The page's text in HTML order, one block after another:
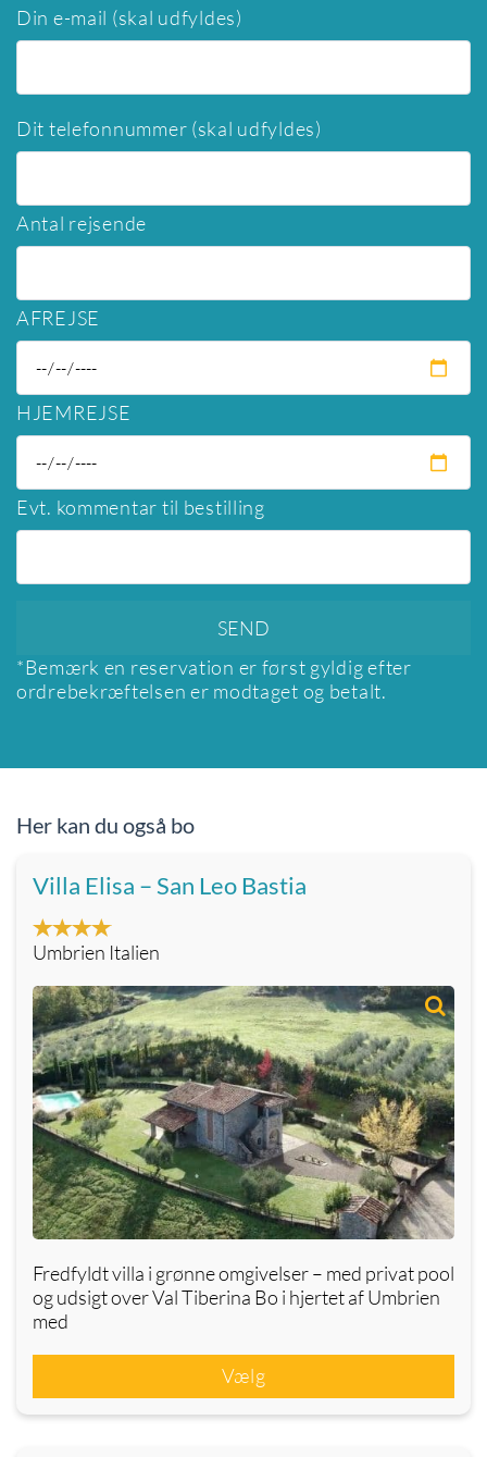
Din e-mail (skal udfyldes)
Dit telefonnummer (skal udfyldes)
Antal rejsende
AFREJSE
HJEMREJSE
Evt. kommentar til bestilling
*Bemærk en reservation er først gyldig efter
ordrebekræftelsen er modtaget og betalt.
Her kan du også bo
Villa Elisa – San Leo Bastia
Umbrien Italien
Fredfyldt villa i grønne omgivelser – med privat pool
og udsigt over Val Tiberina Bo i hjertet af Umbrien
med
Vælg